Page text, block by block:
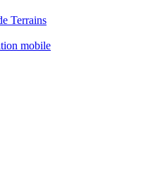
Terrains
mobile